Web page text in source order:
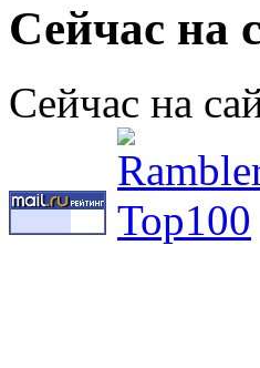
Сейчас на
Сейчас на